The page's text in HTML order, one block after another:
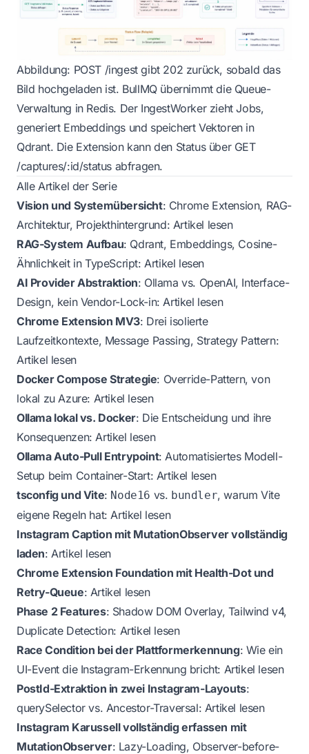
Abbildung: POST /ingest gibt 202 zurück, sobald das
Bild hochgeladen ist. BullMQ übernimmt die Queue-
Verwaltung in Redis. Der IngestWorker zieht Jobs,
generiert Embeddings und speichert Vektoren in
Qdrant. Die Extension kann den Status über GET
/captures/:id/status abfragen.
Alle Artikel der Serie
Vision und Systemübersicht: Chrome Extension, RAG-
Architektur, Projekthintergrund: Artikel lesen
RAG-System Aufbau: Qdrant, Embeddings, Cosine-
Ähnlichkeit in TypeScript: Artikel lesen
AI Provider Abstraktion: Ollama vs. OpenAI, Interface-
Design, kein Vendor-Lock-in: Artikel lesen
Chrome Extension MV3: Drei isolierte
Laufzeitkontexte, Message Passing, Strategy Pattern:
Artikel lesen
Docker Compose Strategie: Override-Pattern, von
lokal zu Azure: Artikel lesen
Ollama lokal vs. Docker: Die Entscheidung und ihre
Konsequenzen: Artikel lesen
Ollama Auto-Pull Entrypoint: Automatisiertes Modell-
Setup beim Container-Start: Artikel lesen
tsconfig und Vite: Node16 vs. bundler, warum Vite
eigene Regeln hat: Artikel lesen
Instagram Caption mit MutationObserver vollständig
laden: Artikel lesen
Chrome Extension Foundation mit Health-Dot und
Retry-Queue: Artikel lesen
Phase 2 Features: Shadow DOM Overlay, Tailwind v4,
Duplicate Detection: Artikel lesen
Race Condition bei der Plattformerkennung: Wie ein
UI-Event die Instagram-Erkennung bricht: Artikel lesen
PostId-Extraktion in zwei Instagram-Layouts:
querySelector vs. Ancestor-Traversal: Artikel lesen
Instagram Karussell vollständig erfassen mit
MutationObserver: Lazy-Loading, Observer-before-